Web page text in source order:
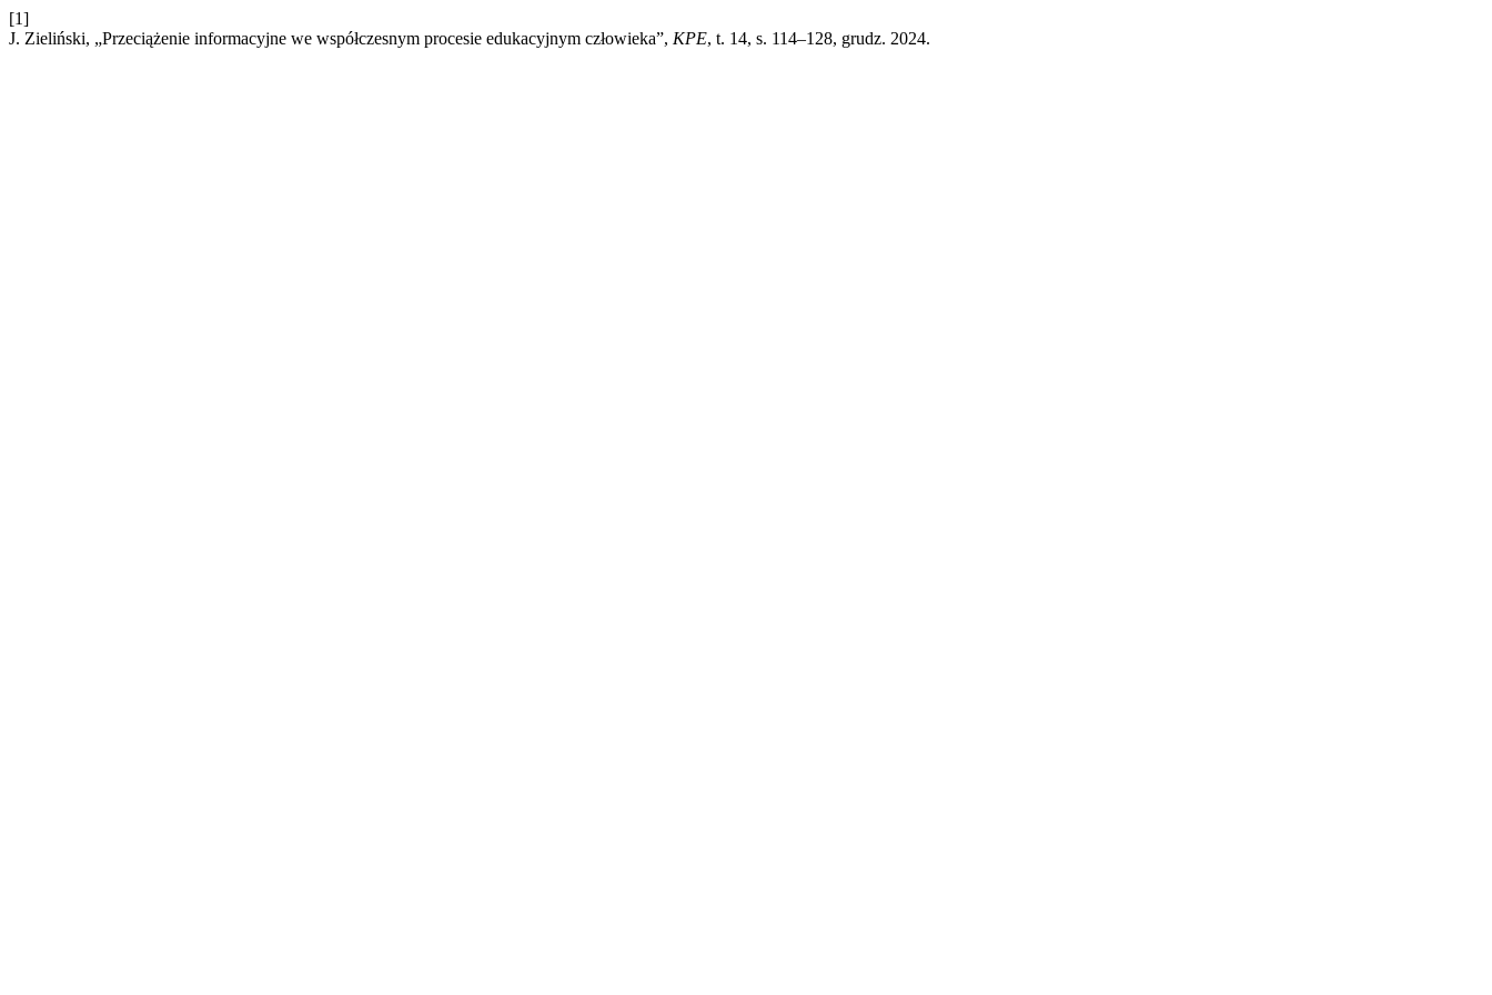
[1]
J. Zieliński, „Przeciążenie informacyjne we współczesnym procesie edukacyjnym człowieka”, KPE, t. 14, s. 114–128, grudz. 2024.